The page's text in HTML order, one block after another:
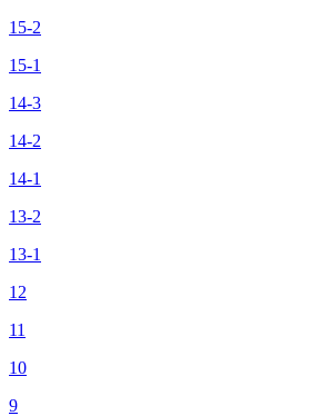
15-2
15-1
14-3
14-2
14-1
13-2
13-1
12
11
10
9